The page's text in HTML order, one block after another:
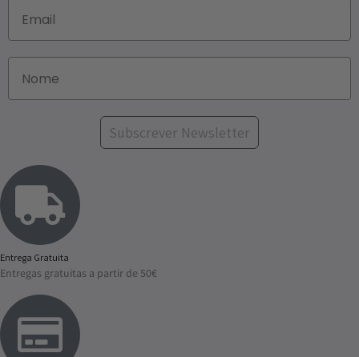
Subscrever Newsletter
Entrega Gratuita
Entregas gratuitas a partir de 50€